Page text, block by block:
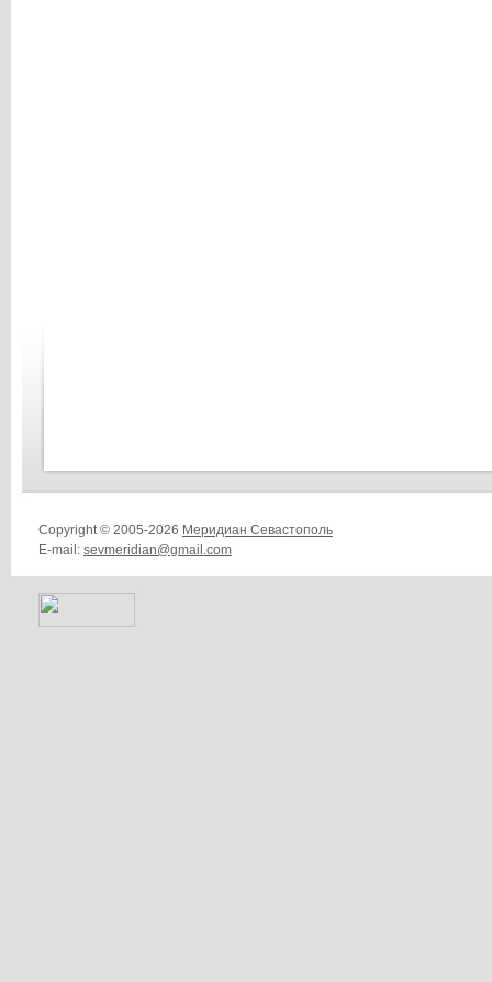
Copyright © 2005-2026 Меридиан Севастополь
E-mail: sevmeridian@gmail.com